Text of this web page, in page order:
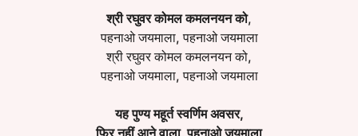
श्री रघुवर कोमल कमलनयन को,
पहनाओ जयमाला, पहनाओ जयमाला
श्री रघुवर कोमल कमलनयन को,
पहनाओ जयमाला, पहनाओ जयमाला
यह पुण्य महूर्त स्वर्णिम अवसर,
फिर नहीं आने वाला, पहनाओ जयमाला